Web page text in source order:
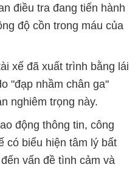
điều tra đang tiến hành
độ cồn trong máu của
xế đã xuất trình bằng lái
"đạp nhầm chân ga"
nghiêm trọng này.
động thông tin, công
có biểu hiện tâm lý bất
vấn đề tình cảm và